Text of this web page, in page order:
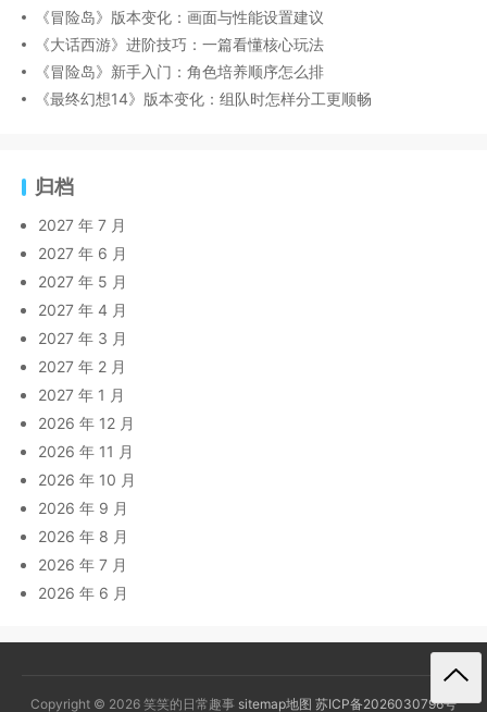
《冒险岛》版本变化：画面与性能设置建议
《大话西游》进阶技巧：一篇看懂核心玩法
《冒险岛》新手入门：角色培养顺序怎么排
《最终幻想14》版本变化：组队时怎样分工更顺畅
归档
2027 年 7 月
2027 年 6 月
2027 年 5 月
2027 年 4 月
2027 年 3 月
2027 年 2 月
2027 年 1 月
2026 年 12 月
2026 年 11 月
2026 年 10 月
2026 年 9 月
2026 年 8 月
2026 年 7 月
2026 年 6 月
Copyright © 2026 笑笑的日常趣事 sitemap地图 苏ICP备2026030796号